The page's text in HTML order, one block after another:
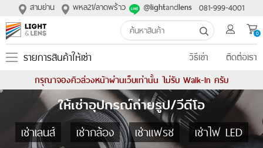
สามย่าน พหล21/ลาดพร้าว @lightandlens 081-999-4001
0
รายการสินค้าให้เช่า วิธีเช่า ติดต่อเรา
กรุณาจองคิวล่วงหน้าผ่านเว็บเท่านั้น ไม่รับ Walk-In ครับ
ให้เช่าอุปกรณ์ถ่ายรูป/วีดีโอ
เช่าเลนส์ เช่ากล้อง เช่าแฟรช
เช่าไฟ LED